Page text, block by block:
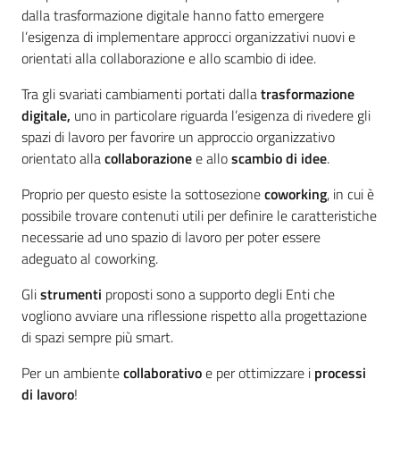
dalla trasformazione digitale hanno fatto emergere
l’esigenza di implementare approcci organizzativi nuovi e
orientati alla collaborazione e allo scambio di idee.
Tra gli svariati cambiamenti portati dallatrasformazione
digitale, uno in particolare riguarda l’esigenza di rivedere gli
spazi di lavoro per favorire un approccio organizzativo
orientato allacollaborazionee alloscambio di idee.
Proprio per questo esiste la sottosezionecoworking, in cui è
possibile trovare contenuti utili per definire le caratteristiche
necessarie ad uno spazio di lavoro per poter essere
adeguato al coworking.
Glistrumenti proposti sono a supporto degli Enti che
vogliono avviare una riflessione rispetto alla progettazione
di spazi sempre più smart.
Per un ambientecollaborativoe per ottimizzare i processi
di lavoro!